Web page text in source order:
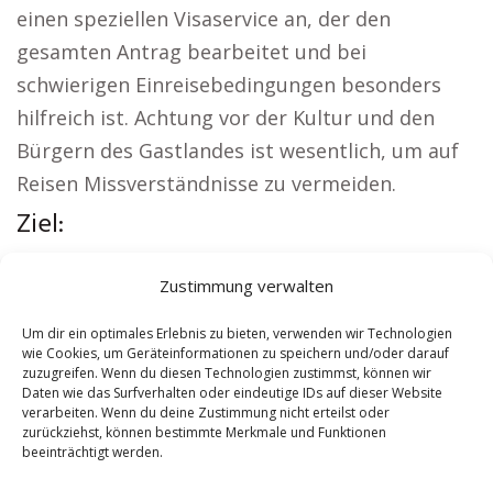
Zustimmung verwalten
Um dir ein optimales Erlebnis zu bieten, verwenden wir Technologien
wie Cookies, um Geräteinformationen zu speichern und/oder darauf
zuzugreifen. Wenn du diesen Technologien zustimmst, können wir
Daten wie das Surfverhalten oder eindeutige IDs auf dieser Website
verarbeiten. Wenn du deine Zustimmung nicht erteilst oder
zurückziehst, können bestimmte Merkmale und Funktionen
beeinträchtigt werden.
einen speziellen Visaservice an, der den
gesamten Antrag bearbeitet und bei
schwierigen Einreisebedingungen besonders
hilfreich ist. Achtung vor der Kultur und den
Bürgern des Gastlandes ist wesentlich, um auf
Reisen Missverständnisse zu vermeiden.
Ziel:
Autovermietung Ostfildern|Sicherheitsdienst
Ostfildern|Hauskauf Ostfildern|Hundeschule
Ostfildern|Schamane Ostfildern
Contents [show]